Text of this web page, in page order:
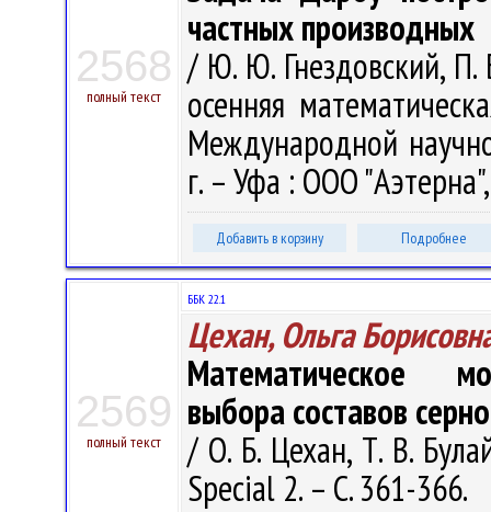
2568
полный текст
частных производных
/ Ю. Ю. Гнездовский,
осенняя
Международной
г. – Уфа : ООО
Добавить в корзину Подробнее
2569
полный текст
ББК 22.1
Цехан, Ольга
Математическое
выбора составов
/ О. Б. Цехан, Т. В.
Special 2. – С. 361-366.